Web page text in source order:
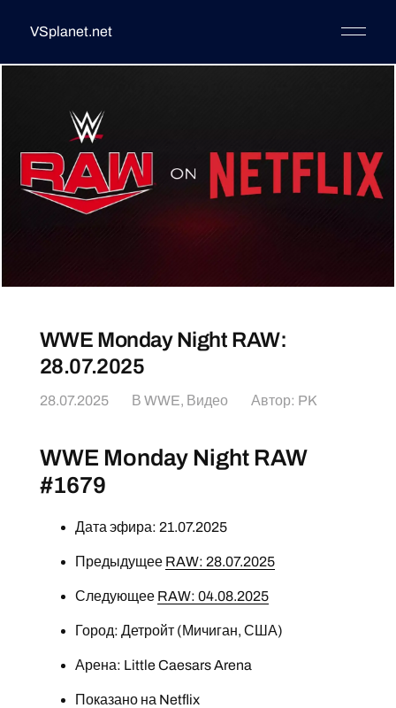
VSplanet.net
WWE Monday Night RAW:
28.07.2025
28.07.2025 В WWE, Видео Автор: PK
WWE Monday Night RAW
#1679
Дата эфира: 21.07.2025
Предыдущее RAW: 28.07.2025
Следующее RAW: 04.08.2025
Город: Детройт (Мичиган, США)
Арена: Little Caesars Arena
Показано на Netflix